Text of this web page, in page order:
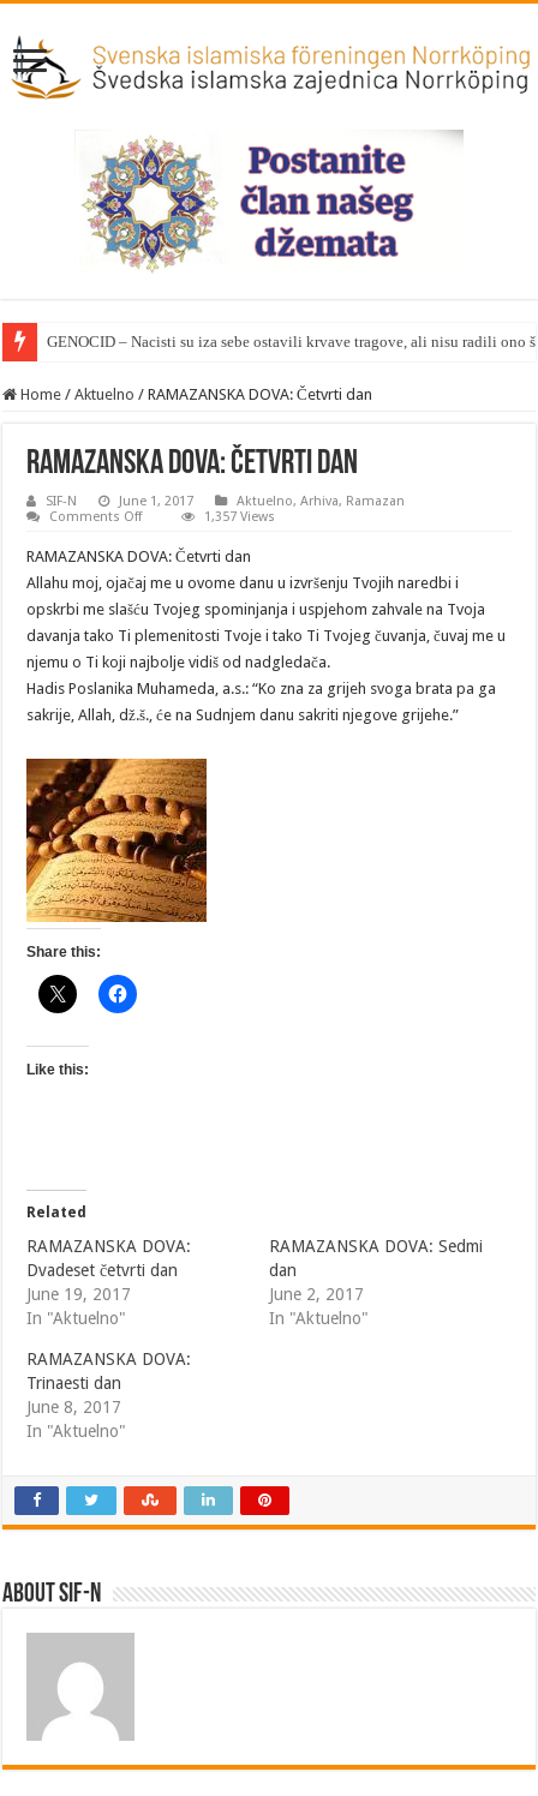
GENOCID – Nacisti su iza sebe ostavili krvave tragove, ali nisu radili
Home / Aktuelno / RAMAZANSKA DOVA: Četvrti dan
RAMAZANSKA DOVA: Četvrti dan
SIF-N June 1, 2017 Aktuelno,Arhiva, Ramazan
Comments Offon
DOVA:
Četvrti
dan
1,357 Views
RAMAZANSKA DOVA: Četvrti dan
Allahu moj, ojačaj me u ovome danu u izvršenju Tvojih naredbi i
opskrbi me slašću Tvojeg spominjanja i uspjehom zahvale na Tvoja
davanja tako Ti plemenitosti Tvoje i tako Ti Tvojeg čuvanja, čuvaj me u
njemu o Ti koji najbolje vidiš od nadgledača.
Hadis Poslanika Muhameda, a.s.: “Ko zna za grijeh svoga brata pa ga
sakrije, Allah, dž.š., će na Sudnjem danu sakriti njegove grijehe.”
Share this:
Like this:
Related
RAMAZANSKA DOVA:
Dvadeset četvrti dan
June 19, 2017
In "Aktuelno"
RAMAZANSKA DOVA: Sedmi
dan
June 2, 2017
In "Aktuelno"
RAMAZANSKA DOVA:
Trinaesti dan
June 8, 2017
In "Aktuelno"
About SIF-N